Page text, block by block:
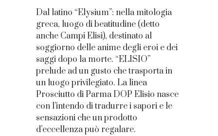
Dal latino “Elysium”: nella mitologia
greca, luogo di beatitudine (detto
anche Campi Elisi), destinato al
soggiorno delle anime degli eroi e dei
saggi dopo la morte. “ELISIO”
prelude ad un gusto che trasporta in
un luogo privilegiato. La linea
Prosciutto di Parma DOP Elisio nasce
con l’intendo di tradurre i sapori e le
sensazioni che un prodotto
d’eccellenza può regalare.